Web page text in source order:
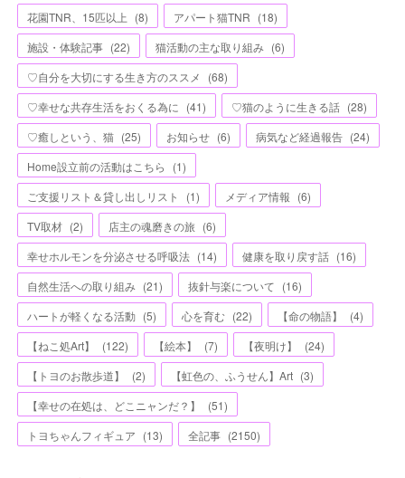
花園TNR、15匹以上 (8) アパート猫TNR (18)
施設・体験記事 (22) 猫活動の主な取り組み (6)
♡自分を大切にする生き方のススメ
(68)
♡幸せな共存生活をおくる為に (41) ♡猫のように生きる話 (28)
♡癒しという、猫 (25) お知らせ (6) 病気など経過報告 (24)
Home設立前の活動はこちら
(1)
ご支援リスト＆貸し出しリスト
(1) メディア情報 (6)
TV取材 (2) 店主の魂磨きの旅 (6)
幸せホルモンを分泌させる呼吸法 (14) 健康を取り戻す話 (16)
自然生活への取り組み (21) 抜針与楽について (16)
ハートが軽くなる活動 (5) 心を育む (22) 【命の物語】 (4)
【ねこ処Art】
(122) 【絵本】 (7) 【夜明け】 (24)
【トヨのお散歩道】
(2) 【虹色の、ふうせん】Art (3)
【幸せの在処は、どこニャンだ？】
(51)
トヨちゃんフィギュア (13) 全記事 (2150)